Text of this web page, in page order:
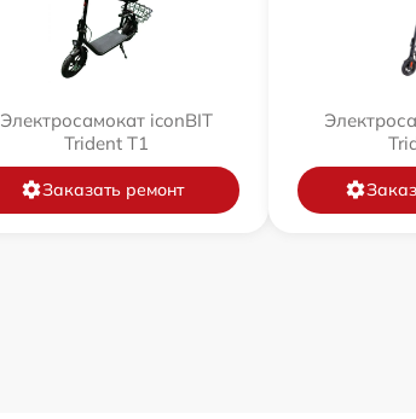
Электросамокат iconBIT
Trident T1
Заказать ремонт